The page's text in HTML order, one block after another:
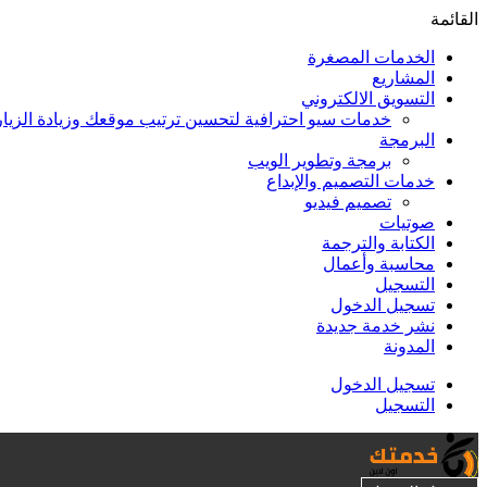
القائمة
الخدمات المصغرة
المشاريع
التسويق الالكتروني
خدمات سيو احترافية لتحسين ترتيب موقعك وزيادة
البرمجة
برمجة وتطوير الويب
خدمات التصميم والإبداع
تصميم فيديو
صوتيات
الكتابة والترجمة
محاسبة وأعمال
التسجيل
تسجيل الدخول
نشر خدمة جديدة
المدونة
تسجيل الدخول
التسجيل